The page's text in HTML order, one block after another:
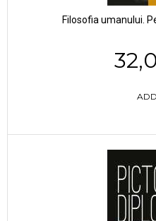
Filosofia umanului.